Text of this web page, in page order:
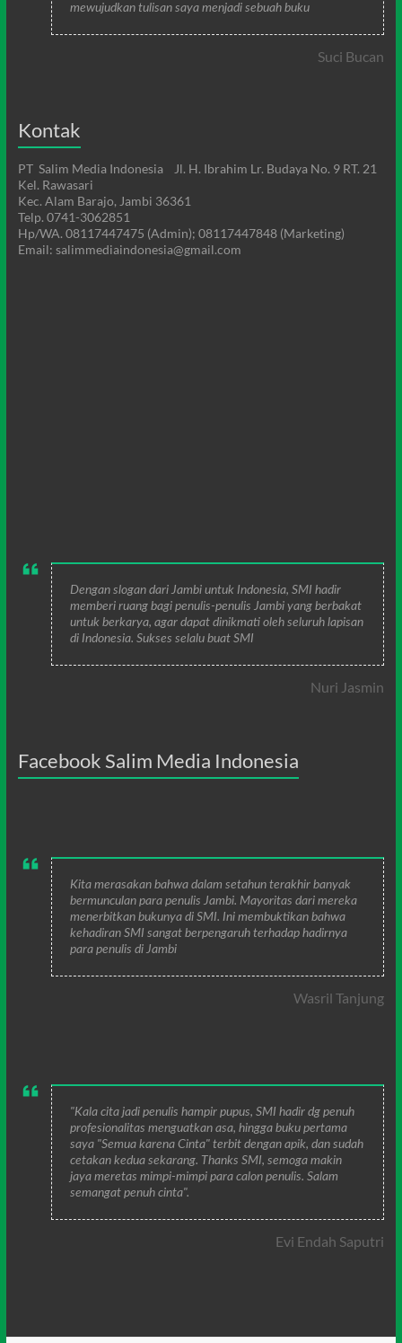
mewujudkan tulisan saya menjadi sebuah buku
Suci Bucan
Kontak
PT Salim Media Indonesia Jl. H. Ibrahim Lr. Budaya No. 9 RT. 21
Kel. Rawasari
Kec. Alam Barajo, Jambi 36361
Telp. 0741-3062851
Hp/WA. 08117447475 (Admin); 08117447848 (Marketing)
Email: salimmediaindonesia@gmail.com
Dengan slogan dari Jambi untuk Indonesia, SMI hadir
memberi ruang bagi penulis-penulis Jambi yang berbakat
untuk berkarya, agar dapat dinikmati oleh seluruh lapisan
di Indonesia. Sukses selalu buat SMI
Nuri Jasmin
Facebook Salim Media Indonesia
Kita merasakan bahwa dalam setahun terakhir banyak
bermunculan para penulis Jambi. Mayoritas dari mereka
menerbitkan bukunya di SMI. Ini membuktikan bahwa
kehadiran SMI sangat berpengaruh terhadap hadirnya
para penulis di Jambi
Wasril Tanjung
"Kala cita jadi penulis hampir pupus, SMI hadir dg penuh
profesionalitas menguatkan asa, hingga buku pertama
saya "Semua karena Cinta" terbit dengan apik, dan sudah
cetakan kedua sekarang. Thanks SMI, semoga makin
jaya meretas mimpi-mimpi para calon penulis. Salam
semangat penuh cinta".
Evi Endah Saputri